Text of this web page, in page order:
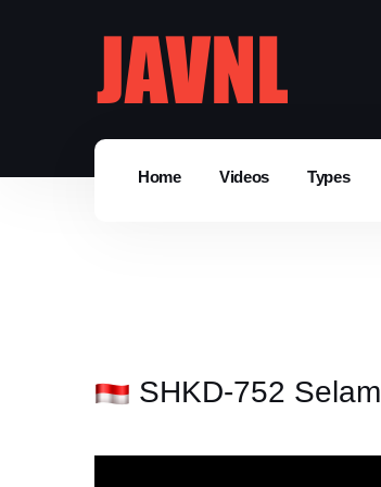
Home Videos Types
SHKD-752